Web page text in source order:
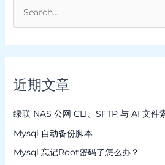
近期文章
绿联 NAS 公网 CLI、SFTP 与 AI 文件
Mysql 自动备份脚本
Mysql 忘记Root密码了怎么办？